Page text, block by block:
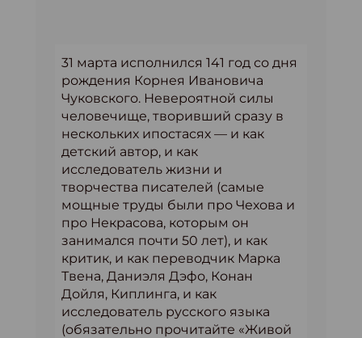
31 марта исполнился 141 год со дня
рождения Корнея Ивановича
Чуковского. Невероятной силы
человечище, творивший сразу в
нескольких ипостасях — и как
детский автор, и как
исследователь жизни и
творчества писателей (самые
мощные труды были про Чехова и
про Некрасова, которым он
занимался почти 50 лет), и как
критик, и как переводчик Марка
Твена, Даниэля Дэфо, Конан
Дойля, Киплинга, и как
исследователь русского языка
(обязательно прочитайте «Живой